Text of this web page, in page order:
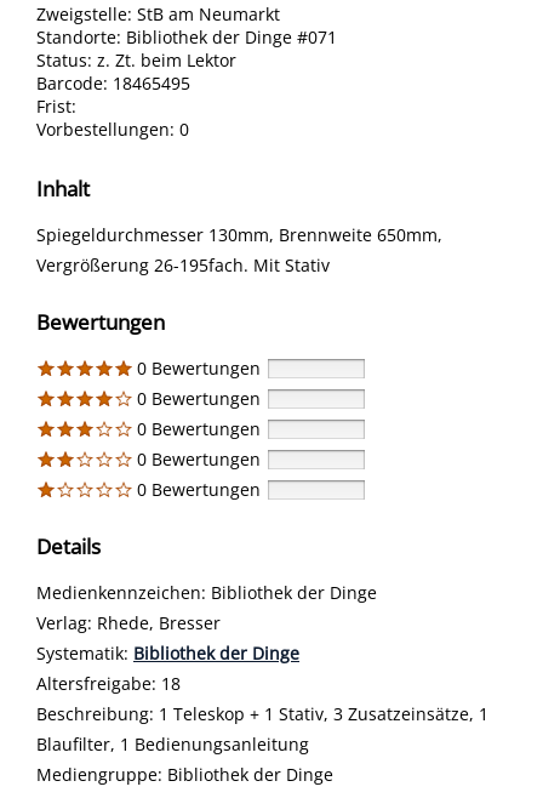
Zweigstelle: StB am Neumarkt
Standorte: Bibliothek der Dinge #071
Status: z. Zt. beim Lektor
Barcode: 18465495
Frist:
Vorbestellungen: 0
Inhalt
Spiegeldurchmesser 130mm, Brennweite 650mm,
Vergrößerung 26-195fach. Mit Stativ
Bewertungen
0 Bewertungen
0 Bewertungen
0 Bewertungen
0 Bewertungen
0 Bewertungen
Details
Suche nach diesem Verfasser
Medienkennzeichen: Bibliothek der Dinge
Verlag: Rhede, Bresser
opens in new tab
Diesen Link in neuem Tab öffnen
Systematik: Suche nach dieser Systematik
Bibliothek der Dinge
Suche nach diesem Interessenskreis
Altersfreigabe: 18
Beschreibung: 1 Teleskop + 1 Stativ, 3 Zusatzeinsätze, 1
Blaufilter, 1 Bedienungsanleitung
Suche nach dieser Beteiligten Person
Mediengruppe: Bibliothek der Dinge